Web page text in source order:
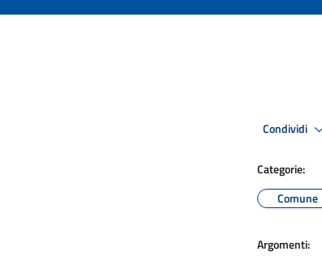
Condividi
Categorie:
Comune
Argomenti: